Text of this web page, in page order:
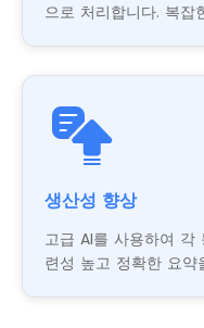
으로 처리합니다. 복잡
생산성 향상
고급 AI를 사용하여 각
련성 높고 정확한 요약